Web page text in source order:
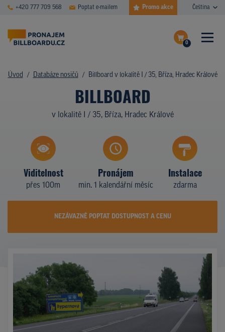
+420 777 709 568 Poptat e-mailem Promo akce Čeština
0
Dokončit poptávku
Zobrazit nosiče na mapě
ČASTÉ DOTAZY
DATABÁZE NOSIČŮ
PLOCHY V AKCI
CENY
Z PRAXE
KDO JSME
Úvod Databáze nosičů Billboard v lokalitě I / 35, Bříza, Hradec Králové
BILLBOARD
v lokalitě I / 35, Bříza, Hradec Králové
Viditelnost
přes 100m
Pronájem
min. 1 kalendářní měsíc
Instalace
zdarma
NEZÁVAZNĚ POPTAT DOSTUPNOST A CENU